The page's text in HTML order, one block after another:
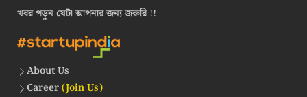
খবর পড়ুন যেটা আপনার জন্য জরুরি !!
About Us
Career(Join Us)